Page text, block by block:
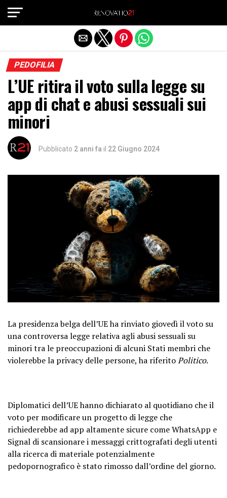
PEDOFILIA
L’UE ritira il voto sulla legge su
app di chat e abusi sessuali sui
minori
Pubblicato 2 anni fa il 22 Giugno 2024
La presidenza belga dell’UE ha rinviato giovedì il voto su
una controversa legge relativa agli abusi sessuali su
minori tra le preoccupazioni di alcuni Stati membri che
violerebbe la privacy delle persone, ha riferitoPolitico.
Diplomatici dell’UE hanno dichiarato al quotidiano che il
voto per modificare un progetto di legge che
richiederebbe ad app altamente sicure come WhatsApp e
Signal di scansionare i messaggi crittografati degli utenti
alla ricerca di materiale potenzialmente
pedopornografico è stato rimosso dall’ordine del giorno.
Exit mobile version